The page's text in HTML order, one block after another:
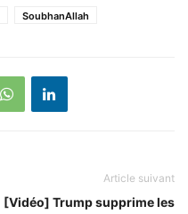
SoubhanAllah
Article suivant
[Vidéo] Trump supprime les